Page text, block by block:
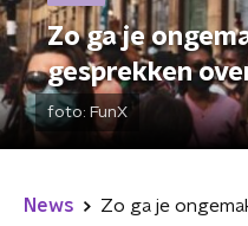
Zo ga je
gesprekken
foto: FunX
News